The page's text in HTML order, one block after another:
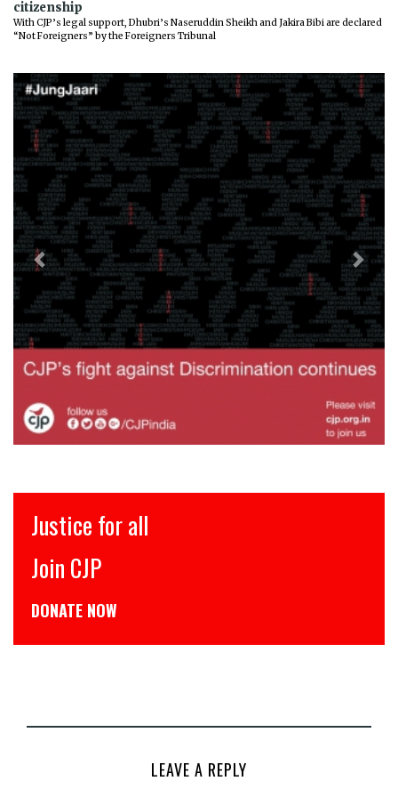
citizenship
With CJP’s legal support, Dhubri’s Naseruddin Sheikh and Jakira Bibi are declared
“Not Foreigners” by the Foreigners Tribunal
Previous Next
इंसाफ़ सब के लिए
CJP से जुड़िये
डोनेट कीजिये
LEAVE A REPLY